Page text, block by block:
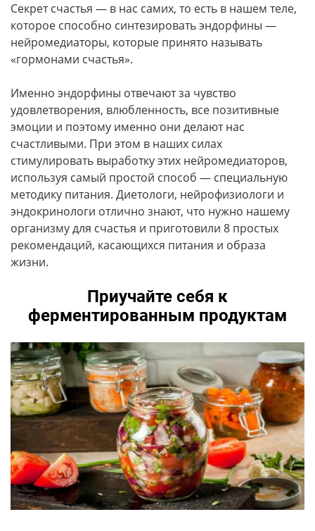
Секрет счастья — в нас самих, то есть в нашем теле,
которое способно синтезировать эндорфины —
нейромедиаторы, которые принято называть
«гормонами счастья».
Именно эндорфины отвечают за чувство
удовлетворения, влюбленность, все позитивные
эмоции и поэтому именно они делают нас
счастливыми. При этом в наших силах
стимулировать выработку этих нейромедиаторов,
используя самый простой способ — специальную
методику питания. Диетологи, нейрофизиологи и
эндокринологи отлично знают, что нужно нашему
организму для счастья и приготовили 8 простых
рекомендаций, касающихся питания и образа
жизни.
Приучайте себя к
ферментированным продуктам